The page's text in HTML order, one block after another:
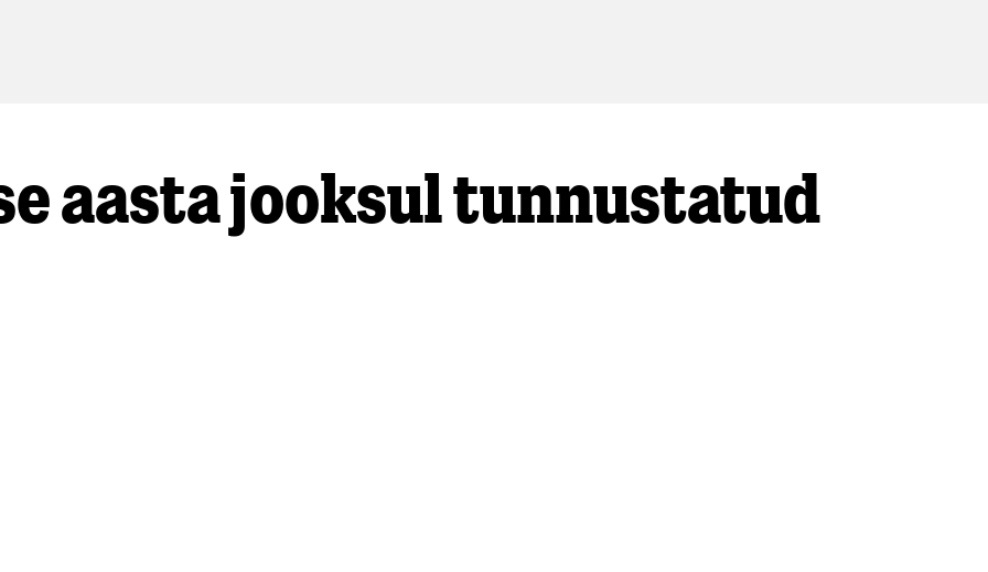
aasta jooksul tunnustatud